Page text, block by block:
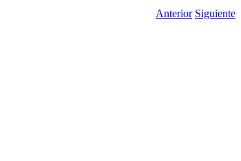
Anterior Siguiente